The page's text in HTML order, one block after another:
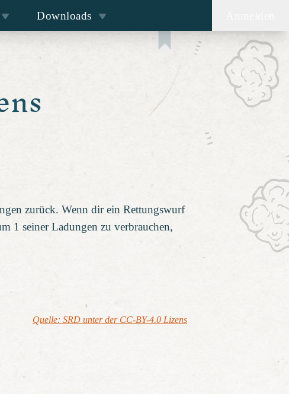
Downloads
zurück. Wenn dir ein Rettungswurf
1 seiner Ladungen zu verbrauchen,
Quelle: SRD unter der CC-BY-4.0 Lizens